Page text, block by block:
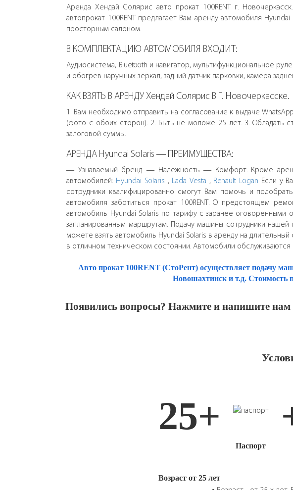
Аренда Хендай Солярис авто прокат 100RENT г.
автопрокат 100RENT предлагает Вам аренду автомобиля
просторным салоном.
В КОМПЛЕКТАЦИЮ АВТОМОБИЛЯ ВХОДИТ:
Аудиосистема, Bluetooth и навигатор, мультифункциональное
и обогрев наружных зеркал, задний датчик парковки, камера
КАК ВЗЯТЬ В АРЕНДУ Хендай Солярис В Г. Новочеркасске.
1. Вам необходимо отправить на согласование к выдаче
(фото с обоих сторон). 2. Быть не моложе 25 лет. 3. Обладать
залоговой суммы.
АРЕНДА Hyundai Solaris — ПРЕИМУЩЕСТВА:
— Узнаваемый бренд — Надежность — Комфорт. Кроме
автомобилей: Hyundai Solaris , Lada Vesta , Renault Logan Если у
сотрудники квалифицированно смогут Вам помочь и
автомобиля заботиться прокат 100RENT. О предстоящем
автомобиль Hyundai Solaris по тарифу с заранее
запланированным маршрутам. Подачу машины сотрудники
можете взять автомобиль Hyundai Solaris в аренду на
в отличном техническом состоянии. Автомобили
Авто прокат 100RENT (СтоРент) осуществляет подачу
Новошахтинск и т.д. Стоимость
Появились вопросы? Нажмите и напишите нам
25+
Возраст от 25 лет
Паспорт